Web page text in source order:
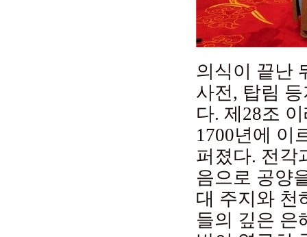
의식이 끝난
사전, 탑림
다. 제28조
1700년에 이
퍼졌다. 전각
음으로 공양
대 주지와 천
들의 깊은 은